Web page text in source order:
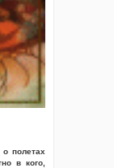
о полетах
в кого,